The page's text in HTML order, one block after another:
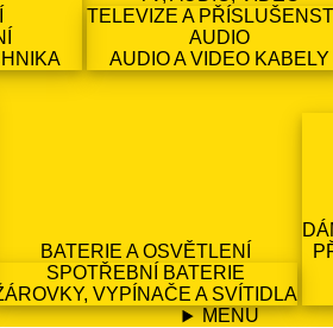
TELEVIZE A
AUDIO
AUDIO A VIDEO KABELY
BATERIE A OSVĚTLENÍ
SPOTŘEBNÍ BATERIE
VYPÍNAČE A SVÍTIDLA
MENU